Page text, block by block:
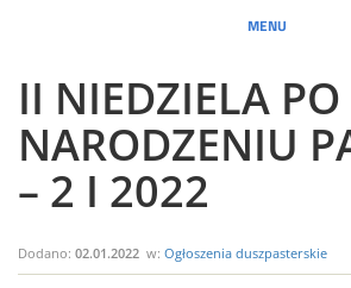
MENU
II NIEDZIELA PO
NARODZENIU
– 2 I 2022
Dodano: 02.01.2022 w: Ogłoszenia duszpasterskie